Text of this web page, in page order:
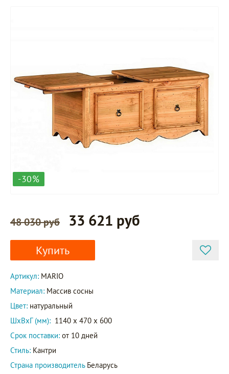
-30%
48 030 руб 33 621 руб
Купить
Артикул: MARIO
Материал: Массив сосны
Цвет: натуральный
ШxВxГ (мм): 1140 x 470 x 600
Срок поставки: от 10 дней
Стиль: Кантри
Страна производитель Беларусь